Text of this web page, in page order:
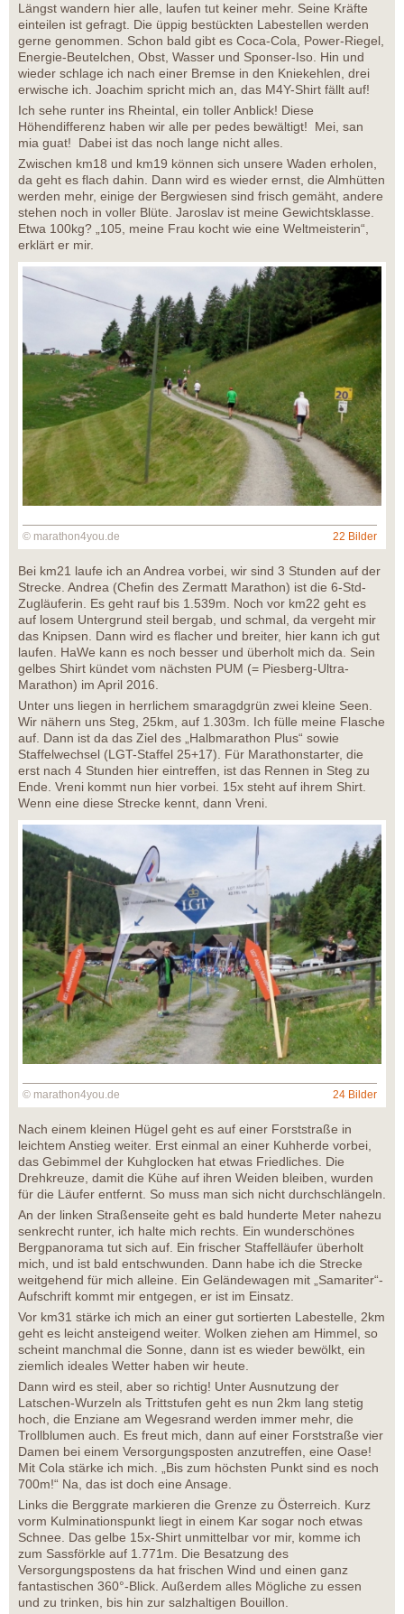
Längst wandern hier alle, laufen tut keiner mehr. Seine Kräfte
einteilen ist gefragt. Die üppig bestückten Labestellen werden
gerne genommen. Schon bald gibt es Coca-Cola, Power-Riegel,
Energie-Beutelchen, Obst, Wasser und Sponser-Iso. Hin und
wieder schlage ich nach einer Bremse in den Kniekehlen, drei
erwische ich. Joachim spricht mich an, das M4Y-Shirt fällt auf!
Ich sehe runter ins Rheintal, ein toller Anblick! Diese
Höhendifferenz haben wir alle per pedes bewältigt! Mei, san
mia guat! Dabei ist das noch lange nicht alles.
Zwischen km18 und km19 können sich unsere Waden erholen,
da geht es flach dahin. Dann wird es wieder ernst, die Almhütten
werden mehr, einige der Bergwiesen sind frisch gemäht, andere
stehen noch in voller Blüte. Jaroslav ist meine Gewichtsklasse.
Etwa 100kg? „105, meine Frau kocht wie eine Weltmeisterin“,
erklärt er mir.
© marathon4you.de 22 Bilder
Bei km21 laufe ich an Andrea vorbei, wir sind 3 Stunden auf der
Strecke. Andrea (Chefin des Zermatt Marathon) ist die 6-Std-
Zugläuferin. Es geht rauf bis 1.539m. Noch vor km22 geht es
auf losem Untergrund steil bergab, und schmal, da vergeht mir
das Knipsen. Dann wird es flacher und breiter, hier kann ich gut
laufen. HaWe kann es noch besser und überholt mich da. Sein
gelbes Shirt kündet vom nächsten PUM (= Piesberg-Ultra-
Marathon) im April 2016.
Unter uns liegen in herrlichem smaragdgrün zwei kleine Seen.
Wir nähern uns Steg, 25km, auf 1.303m. Ich fülle meine Flasche
auf. Dann ist da das Ziel des „Halbmarathon Plus“ sowie
Staffelwechsel (LGT-Staffel 25+17). Für Marathonstarter, die
erst nach 4 Stunden hier eintreffen, ist das Rennen in Steg zu
Ende. Vreni kommt nun hier vorbei. 15x steht auf ihrem Shirt.
Wenn eine diese Strecke kennt, dann Vreni.
© marathon4you.de 24 Bilder
Nach einem kleinen Hügel geht es auf einer Forststraße in
leichtem Anstieg weiter. Erst einmal an einer Kuhherde vorbei,
das Gebimmel der Kuhglocken hat etwas Friedliches. Die
Drehkreuze, damit die Kühe auf ihren Weiden bleiben, wurden
für die Läufer entfernt. So muss man sich nicht durchschlängeln.
An der linken Straßenseite geht es bald hunderte Meter nahezu
senkrecht runter, ich halte mich rechts. Ein wunderschönes
Bergpanorama tut sich auf. Ein frischer Staffelläufer überholt
mich, und ist bald entschwunden. Dann habe ich die Strecke
weitgehend für mich alleine. Ein Geländewagen mit „Samariter“-
Aufschrift kommt mir entgegen, er ist im Einsatz.
Vor km31 stärke ich mich an einer gut sortierten Labestelle, 2km
geht es leicht ansteigend weiter. Wolken ziehen am Himmel, so
scheint manchmal die Sonne, dann ist es wieder bewölkt, ein
ziemlich ideales Wetter haben wir heute.
Dann wird es steil, aber so richtig! Unter Ausnutzung der
Latschen-Wurzeln als Trittstufen geht es nun 2km lang stetig
hoch, die Enziane am Wegesrand werden immer mehr, die
Trollblumen auch. Es freut mich, dann auf einer Forststraße vier
Damen bei einem Versorgungsposten anzutreffen, eine Oase!
Mit Cola stärke ich mich. „Bis zum höchsten Punkt sind es noch
700m!“ Na, das ist doch eine Ansage.
Links die Berggrate markieren die Grenze zu Österreich. Kurz
vorm Kulminationspunkt liegt in einem Kar sogar noch etwas
Schnee. Das gelbe 15x-Shirt unmittelbar vor mir, komme ich
zum Sassförkle auf 1.771m. Die Besatzung des
Versorgungspostens da hat frischen Wind und einen ganz
fantastischen 360°-Blick. Außerdem alles Mögliche zu essen
und zu trinken, bis hin zur salzhaltigen Bouillon.